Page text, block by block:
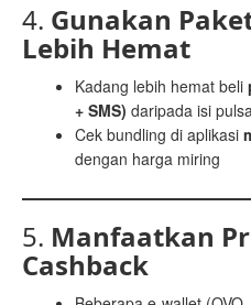
4. Gunakan
Lebih Hemat
Kadang lebih hemat beli
+ SMS) daripada isi
Cek bundling di aplikasi
dengan harga miring
5. Manfaatkan
Cashback